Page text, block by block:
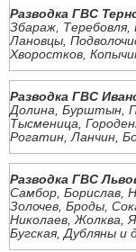
Разводка ГВС
Збараж, Теребовля,
Лановцы,
Хворостков,
Разводка ГВС
Долина, Бурштын,
Тысменица,
Рогатин, Ланчин,
Разводка ГВС
Самбор, Борислав,
Золочев, Броды,
Николаев, Жолква,
Бугская, Дубляны и